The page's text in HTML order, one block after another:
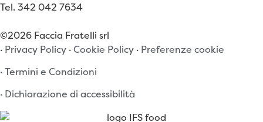
Tel. 342 042 7634
©2026 Faccia Fratelli srl
· Privacy Policy ·Cookie Policy · Preferenze cookie
· Termini e Condizioni
· Dichiarazione di accessibilità